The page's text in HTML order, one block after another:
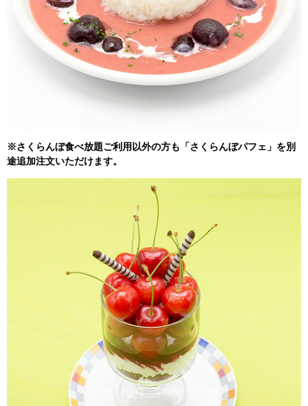
※さくらんぼ食べ放題ご利用以外の方も「さくらんぼパフェ」を別
途追加注文いただけます。